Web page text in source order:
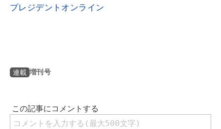
プレジデントオンライン
連載 増刊号